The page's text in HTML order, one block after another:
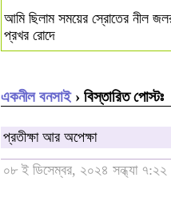
আমি ছিলাম সময়ের স্রোতের নীল
প্রখর রোদে
একনীল বনসাই› বিস্তারিত পোস্টঃ
প্রতীক্ষা আর অপেক্ষা
০৮ ই ডিসেম্বর, ২০২৪ সন্ধ্যা ৭:২২